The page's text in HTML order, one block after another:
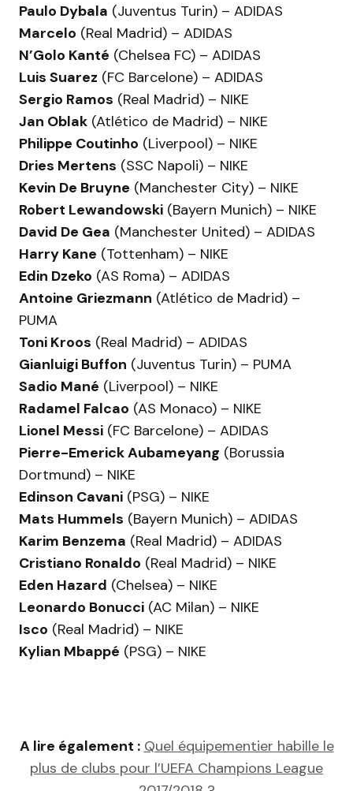
Paulo Dybala (Juventus Turin) – ADIDAS
Marcelo (Real Madrid) – ADIDAS
N’Golo Kanté (Chelsea FC) – ADIDAS
Luis Suarez (FC Barcelone) – ADIDAS
Sergio Ramos (Real Madrid) – NIKE
Jan Oblak (Atlético de Madrid) – NIKE
Philippe Coutinho (Liverpool) – NIKE
Dries Mertens (SSC Napoli) – NIKE
Kevin De Bruyne (Manchester City) – NIKE
Robert Lewandowski (Bayern Munich) – NIKE
David De Gea (Manchester United) – ADIDAS
Harry Kane (Tottenham) – NIKE
Edin Dzeko (AS Roma) – ADIDAS
Antoine Griezmann (Atlético de Madrid) –
PUMA
Toni Kroos (Real Madrid) – ADIDAS
Gianluigi Buffon (Juventus Turin) – PUMA
Sadio Mané (Liverpool) – NIKE
Radamel Falcao (AS Monaco) – NIKE
Lionel Messi (FC Barcelone) – ADIDAS
Pierre-Emerick Aubameyang (Borussia
Dortmund) – NIKE
Edinson Cavani (PSG) – NIKE
Mats Hummels (Bayern Munich) – ADIDAS
Karim Benzema (Real Madrid) – ADIDAS
Cristiano Ronaldo (Real Madrid) – NIKE
Eden Hazard (Chelsea) – NIKE
Leonardo Bonucci (AC Milan) – NIKE
Isco (Real Madrid) – NIKE
Kylian Mbappé (PSG) – NIKE
A lire également : Quel équipementier habille le
plus de clubs pour l’UEFA Champions League